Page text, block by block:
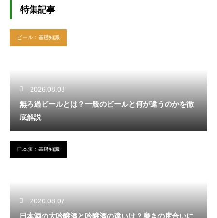
特集記事
ビール：基礎知識
2026.08.08
無ろ過ビールとは？一般のビールと何が違うのかを徹
底解説
日本酒：基礎知識
2026.08.07
日本酒の大吟醸酒と吟醸酒の違いは？磨きの度合いに